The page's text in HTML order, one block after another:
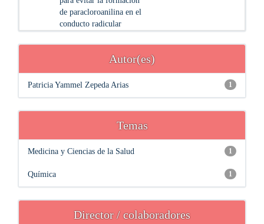
de paracloroanilina en el
conducto radicular
Autor(es)
1
Patricia Yammel Zepeda Arias
Temas
1
Medicina y Ciencias de la Salud
1
Química
Director / colaboradores